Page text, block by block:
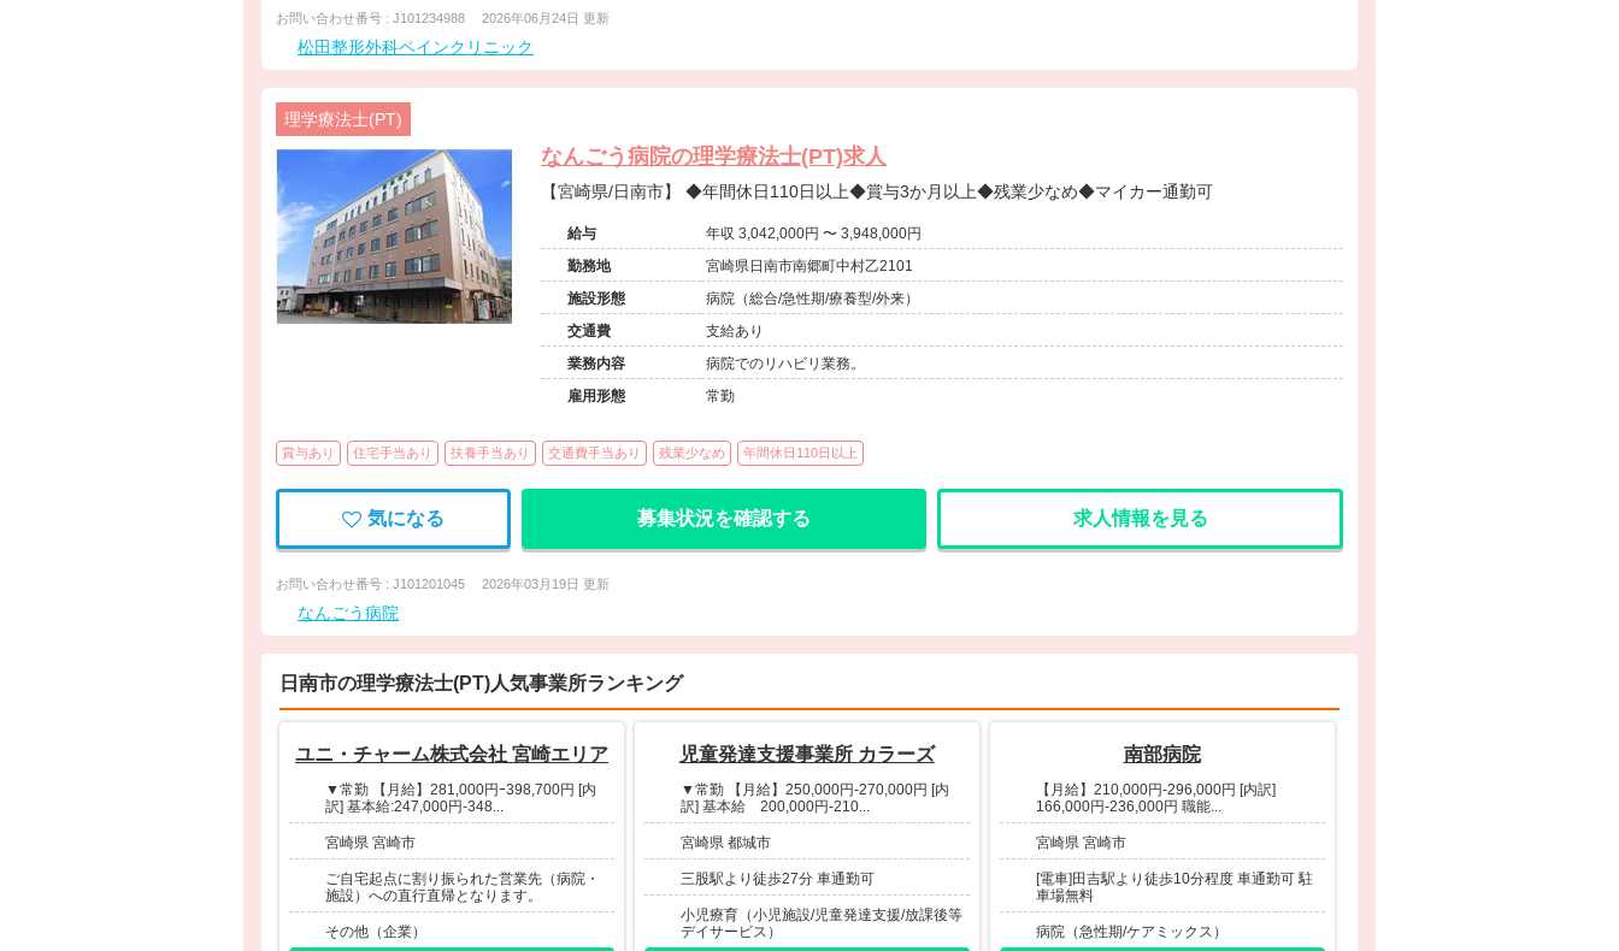
お問い合わせ番号 : J101234988 2026年06月24日 更新
松田整形外科ペインクリニック
理学療法士(PT)
なんごう病院の理学療法士(PT)求人
【宮崎県/日南市】 ◆年間休日110日以上◆賞与3か月以上◆残業少なめ◆マイカー通勤可
給与
年収 3,042,000円 〜 3,948,000円
勤務地
宮崎県日南市南郷町中村乙2101
施設形態
病院（総合/急性期/療養型/外来）
交通費
支給あり
業務内容
病院でのリハビリ業務。
雇用形態
常勤
賞与あり 住宅手当あり 扶養手当あり 交通費手当あり 残業少なめ 年間休日110日以上
気になる 募集状況を確認する 求人情報を見る
お問い合わせ番号 : J101201045 2026年03月19日 更新
なんごう病院
日南市の理学療法士(PT)人気事業所ランキング
ユニ・チャーム株式会社 宮崎エリア
▼常勤 【月給】281,000円ｰ398,700円 [内
訳] 基本給:247,000円-348...
宮崎県 宮崎市
ご自宅起点に割り振られた営業先（病院・
施設）への直行直帰となります。
その他（企業）
児童発達支援事業所 カラーズ
▼常勤 【月給】250,000円-270,000円 [内
訳] 基本給 200,000円-210...
宮崎県 都城市
三股駅より徒歩27分 車通勤可
小児療育（小児施設/児童発達支援/放課後等
デイサービス）
南部病院
【月給】210,000円-296,000円 [内訳]
166,000円-236,000円 職能...
宮崎県 宮崎市
[電車]田吉駅より徒歩10分程度 車通勤可 駐
車場無料
病院（急性期/ケアミックス）